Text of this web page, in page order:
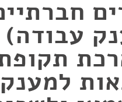
עבודה)